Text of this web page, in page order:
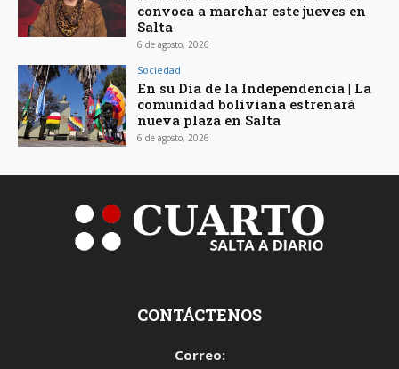
convoca a marchar este jueves en
Salta
6 de agosto, 2026
Sociedad
En su Día de la Independencia | La
comunidad boliviana estrenará
nueva plaza en Salta
6 de agosto, 2026
CONTÁCTENOS
Correo: